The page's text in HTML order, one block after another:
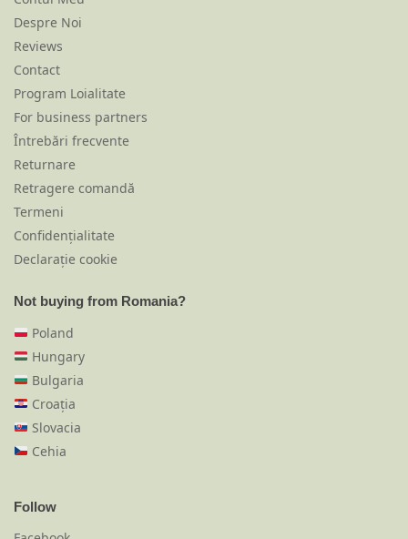
Despre Noi
Reviews
Contact
Program Loialitate
For business partners
Întrebări frecvente
Returnare
Retragere comandă
Termeni
Confidențialitate
Declarație cookie
Not buying from Romania?
Poland
Hungary
Bulgaria
Croația
Slovacia
Cehia
Follow